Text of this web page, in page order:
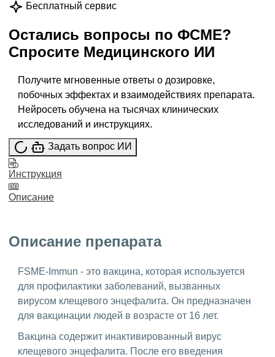
Бесплатный сервис
Остались вопросы по ФСМЕ?
Спросите Медицинского ИИ
Получите мгновенные ответы о дозировке,
побочных эффектах и взаимодействиях препарата.
Нейросеть обучена на тысячах клинических
исследований и инструкциях.
Задать вопрос ИИ
Инструкция
Описание
Описание препарата
FSME-Immun - это вакцина, которая используется
для профилактики заболеваний, вызванных
вирусом клещевого энцефалита. Он предназначен
для вакцинации людей в возрасте от 16 лет.
Вакцина содержит инактивированный вирус
клещевого энцефалита. После его введения